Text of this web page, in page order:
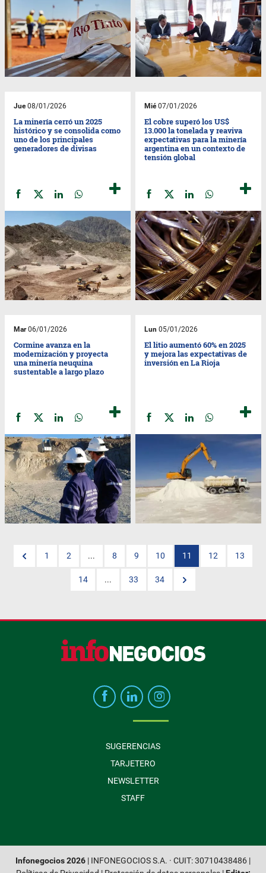
Jue08/01/2026
La minería cerró un 2025
histórico y se consolida como
uno de los principales
generadores de divisas
Mié07/01/2026
El cobre superó los US$
13.000 la tonelada y reaviva
expectativas para la minería
argentina en un contexto de
tensión global
Mar06/01/2026
Cormine avanza en la
modernización y proyecta
una minería neuquina
sustentable a largo plazo
Lun 05/01/2026
El litio aumentó 60% en 2025
y mejora las expectativas de
inversión en La Rioja
1 2 ... 8 9 10 11 12 13
14 ... 33 34
SUGERENCIAS
TARJETERO
NEWSLETTER
STAFF
Infonegocios 2026 | INFONEGOCIOS S.A. · CUIT: 30710438486 |